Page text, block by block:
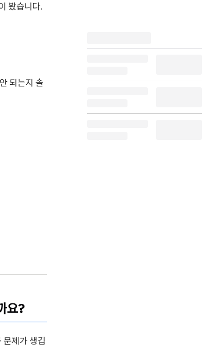
봤습니다.
되는지 솔
요?
제가 생깁